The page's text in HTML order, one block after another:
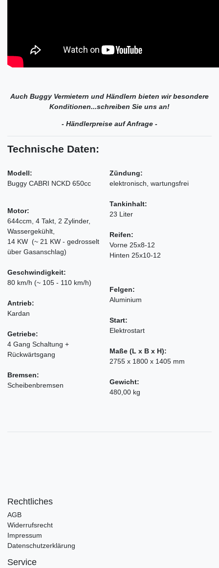
Auch Buggy Vermietern und Händlern bieten wir besondere
Konditionen...schreiben Sie uns an!
- Händlerpreise auf Anfrage -
Technische Daten:
Modell:
Buggy CABRI NCKD 650cc
Motor:
644ccm, 4 Takt, 2 Zylinder,
Wassergekühlt,
14 KW (~ 21 KW - gedrosselt
über Gasanschlag)
Geschwindigkeit:
80 km/h (~ 105 - 110 km/h)
Antrieb:
Kardan
Getriebe:
4 Gang Schaltung +
Rückwärtsgang
Bremsen:
Scheibenbremsen
Zündung:
elektronisch, wartungsfrei
Tankinhalt:
23 Liter
Reifen:
Vorne 25x8-12
Hinten 25x10-12
Felgen:
Aluminium
Start:
Elektrostart
Maße (L x B x H):
2755 x 1800 x 1405 mm
Gewicht:
480,00 kg
Rechtliches
AGB
Widerrufsrecht
Impressum
Datenschutzerklärung
Service